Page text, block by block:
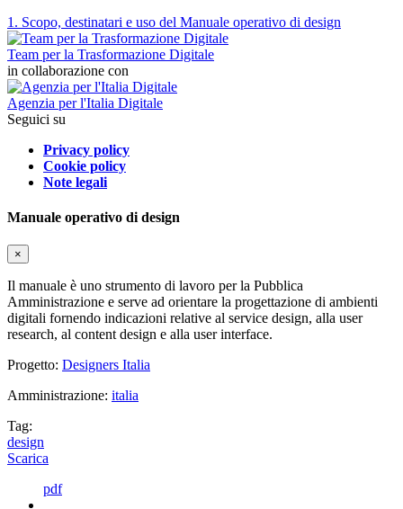
1. Scopo, destinatari e uso del Manuale operativo di design
Team per la Trasformazione Digitale
in collaborazione con
Agenzia per l'Italia Digitale
Seguici su
Privacy policy
Cookie policy
Note legali
Manuale operativo di design
×
Il manuale è uno strumento di lavoro per la Pubblica
Amministrazione e serve ad orientare la progettazione di ambienti
digitali fornendo indicazioni relative al service design, alla user
research, al content design e alla user interface.
Progetto: Designers Italia
Amministrazione: italia
Tag:
design
Scarica
pdf